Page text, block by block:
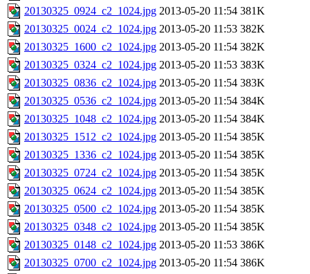
20130325_0924_c2_1024.jpg 2013-05-20 11:54 381K
20130325_0024_c2_1024.jpg 2013-05-20 11:53 382K
20130325_1600_c2_1024.jpg 2013-05-20 11:54 382K
20130325_0324_c2_1024.jpg 2013-05-20 11:53 383K
20130325_0836_c2_1024.jpg 2013-05-20 11:54 383K
20130325_0536_c2_1024.jpg 2013-05-20 11:54 384K
20130325_1048_c2_1024.jpg 2013-05-20 11:54 384K
20130325_1512_c2_1024.jpg 2013-05-20 11:54 385K
20130325_1336_c2_1024.jpg 2013-05-20 11:54 385K
20130325_0724_c2_1024.jpg 2013-05-20 11:54 385K
20130325_0624_c2_1024.jpg 2013-05-20 11:54 385K
20130325_0500_c2_1024.jpg 2013-05-20 11:54 385K
20130325_0348_c2_1024.jpg 2013-05-20 11:54 385K
20130325_0148_c2_1024.jpg 2013-05-20 11:53 386K
20130325_0700_c2_1024.jpg 2013-05-20 11:54 386K